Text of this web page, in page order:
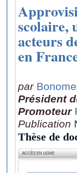
scolaire,
acteurs
en
par
Président
Promoteur
Publication
Thèse de
ACCÈS EN LIGNE